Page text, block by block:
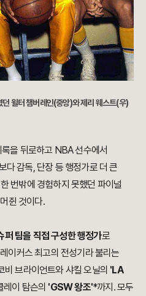
윌터 챔버레인(중앙)와 제리 웨스트(우)
을 뒤로하고 NBA 선수에서
다 감독, 단장 등 행정가로 더 큰
번밖에 경험하지 못했던 파이널
쥔 것이다.
퍼 팀을 직접 구성한 행정가로
이커스 최고의 전성기라 불리는
비 브라이언트와 샤킬 오닐의 'LA
이 탐슨의 'GSW 왕조'*까지. 모두